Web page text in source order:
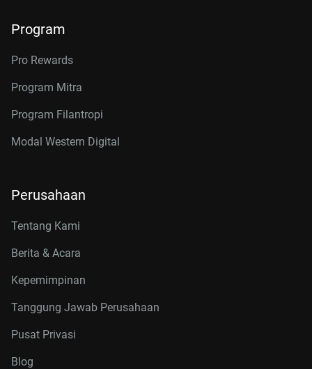
Program
Pro Rewards
Program Mitra
Program Filantropi
Modal Western Digital
Perusahaan
Tentang Kami
Berita & Acara
Kepemimpinan
Tanggung Jawab Perusahaan
Pusat Privasi
Blog